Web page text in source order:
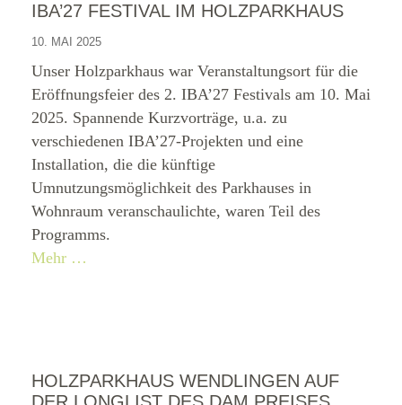
IBA’27 FESTIVAL IM HOLZPARKHAUS
10. MAI 2025
Unser Holzparkhaus war Veranstaltungsort für die
Eröffnungsfeier des 2. IBA’27 Festivals am 10. Mai
2025. Spannende Kurzvorträge, u.a. zu
verschiedenen IBA’27-Projekten und eine
Installation, die die künftige
Umnutzungsmöglichkeit des Parkhauses in
Wohnraum veranschaulichte, waren Teil des
Programms.
Mehr …
HOLZPARKHAUS WENDLINGEN AUF